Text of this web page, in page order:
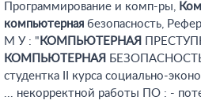
Программирование и комп-ры,
компьютерная безопасность,
М У : " КОМПЬЮТЕРНАЯ
КОМПЬЮТЕРНАЯ
студентка II курса социально-
... некорректной работы ПО : -